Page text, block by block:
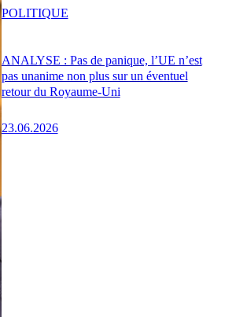
ANALYSE : Pas de panique, l’UE n’est
pas unanime non plus sur un éventuel
retour du Royaume-Uni
23.06.2026
POLITIQUE